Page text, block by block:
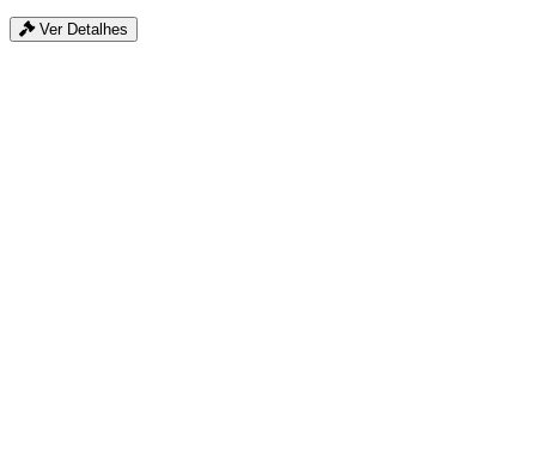
Ver Detalhes